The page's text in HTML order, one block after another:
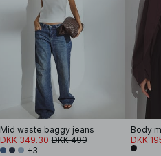
Mid waste baggy jeans
DKK 349.30 DKK 499
+3
Body
DKK